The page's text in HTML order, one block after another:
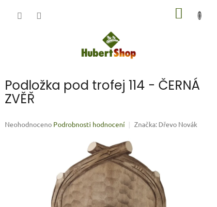
Podložka pod trofej 114 - ČERNÁ
ZVĚŘ
Průměrné
Neohodnoceno Podrobnosti hodnocení Značka: Dřevo Novák